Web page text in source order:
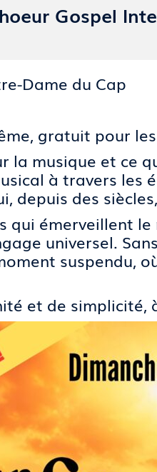
Gospel
Dame du Cap
gratuit pour
la musique et ce
à travers
depuis des
qui émerveillent
universel.
suspendu,
et de simplicité,